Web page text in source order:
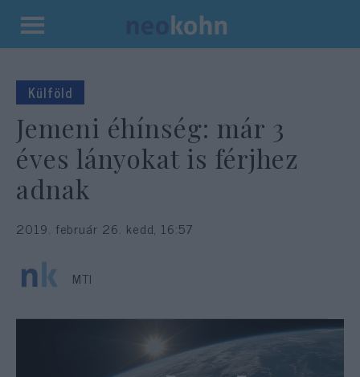
Kilépés
tartalomba
Külföld
Jemeni éhínség: már 3
éves lányokat is férjhez
adnak
2019. február 26. kedd, 16:57
MTI